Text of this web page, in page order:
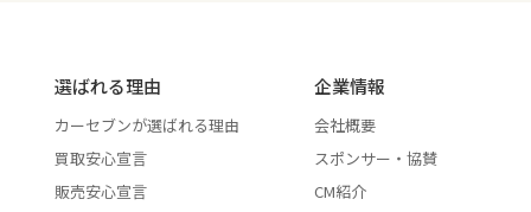
選ばれる理由
カーセブンが選ばれる理由
買取安心宣言
販売安心宣言
企業情報
会社概要
スポンサー・協賛
CM紹介